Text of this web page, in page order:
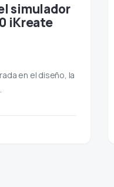
simulador
iKreate
en el diseño, la